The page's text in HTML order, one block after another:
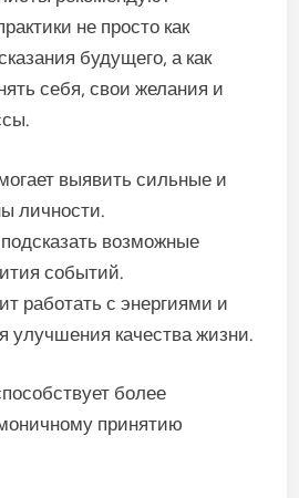
не просто как
будущего, а как
себя, свои желания и
выявить сильные и
личности.
возможные
событий.
работать с энергиями и
улучшения качества жизни.
более
принятию